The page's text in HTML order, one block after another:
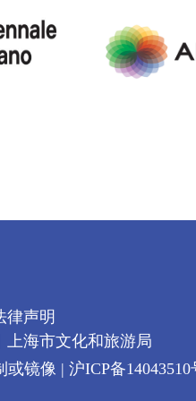
律声明
上海市文化和旅游局
或镜像 | 沪ICP备14043510